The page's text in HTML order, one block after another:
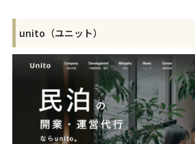
unito（ユニット）